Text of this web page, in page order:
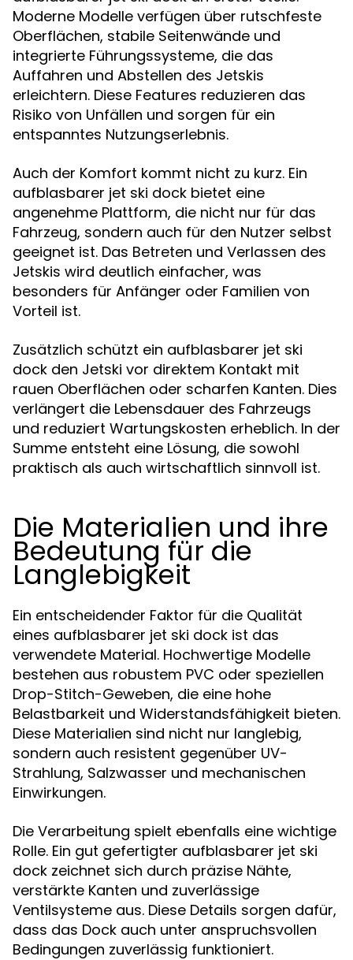
Moderne Modelle verfügen über rutschfeste
Oberflächen, stabile Seitenwände und
integrierte Führungssysteme, die das
Auffahren und Abstellen des Jetskis
erleichtern. Diese Features reduzieren das
Risiko von Unfällen und sorgen für ein
entspanntes Nutzungserlebnis.
Auch der Komfort kommt nicht zu kurz. Ein
aufblasbarer jet ski dock bietet eine
angenehme Plattform, die nicht nur für das
Fahrzeug, sondern auch für den Nutzer selbst
geeignet ist. Das Betreten und Verlassen des
Jetskis wird deutlich einfacher, was
besonders für Anfänger oder Familien von
Vorteil ist.
Zusätzlich schützt ein aufblasbarer jet ski
dock den Jetski vor direktem Kontakt mit
rauen Oberflächen oder scharfen Kanten. Dies
verlängert die Lebensdauer des Fahrzeugs
und reduziert Wartungskosten erheblich. In der
Summe entsteht eine Lösung, die sowohl
praktisch als auch wirtschaftlich sinnvoll ist.
Die Materialien und ihre
Bedeutung für die
Langlebigkeit
Ein entscheidender Faktor für die Qualität
eines aufblasbarer jet ski dock ist das
verwendete Material. Hochwertige Modelle
bestehen aus robustem PVC oder speziellen
Drop-Stitch-Geweben, die eine hohe
Belastbarkeit und Widerstandsfähigkeit bieten.
Diese Materialien sind nicht nur langlebig,
sondern auch resistent gegenüber UV-
Strahlung, Salzwasser und mechanischen
Einwirkungen.
Die Verarbeitung spielt ebenfalls eine wichtige
Rolle. Ein gut gefertigter aufblasbarer jet ski
dock zeichnet sich durch präzise Nähte,
verstärkte Kanten und zuverlässige
Ventilsysteme aus. Diese Details sorgen dafür,
dass das Dock auch unter anspruchsvollen
Bedingungen zuverlässig funktioniert.